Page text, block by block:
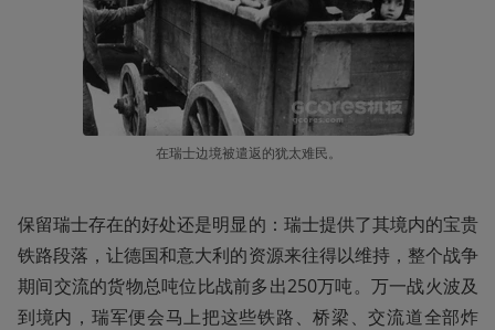
在瑞士边境被遣返的犹太难民。
保留瑞士存在的好处还是明显的：瑞士提供了其境内的宝贵
铁路段落，让德国和意大利的资源来往得以维持，整个战争
期间交流的货物总吨位比战前多出250万吨。万一战火波及
到境内，瑞军便会马上把这些铁路、桥梁、交流道全部炸